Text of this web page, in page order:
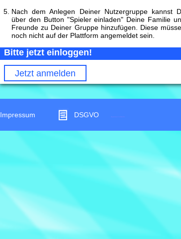
Nach dem Anlegen Deiner Nutzergruppe kannst
über den Button "Spieler einladen" Deine Familie
Freunde zu Deiner Gruppe hinzufügen. Diese
noch nicht auf der Plattform angemeldet sein.
Bitte jetzt einloggen!
Jetzt anmelden
Impressum DSGVO Hypnose in Berlin